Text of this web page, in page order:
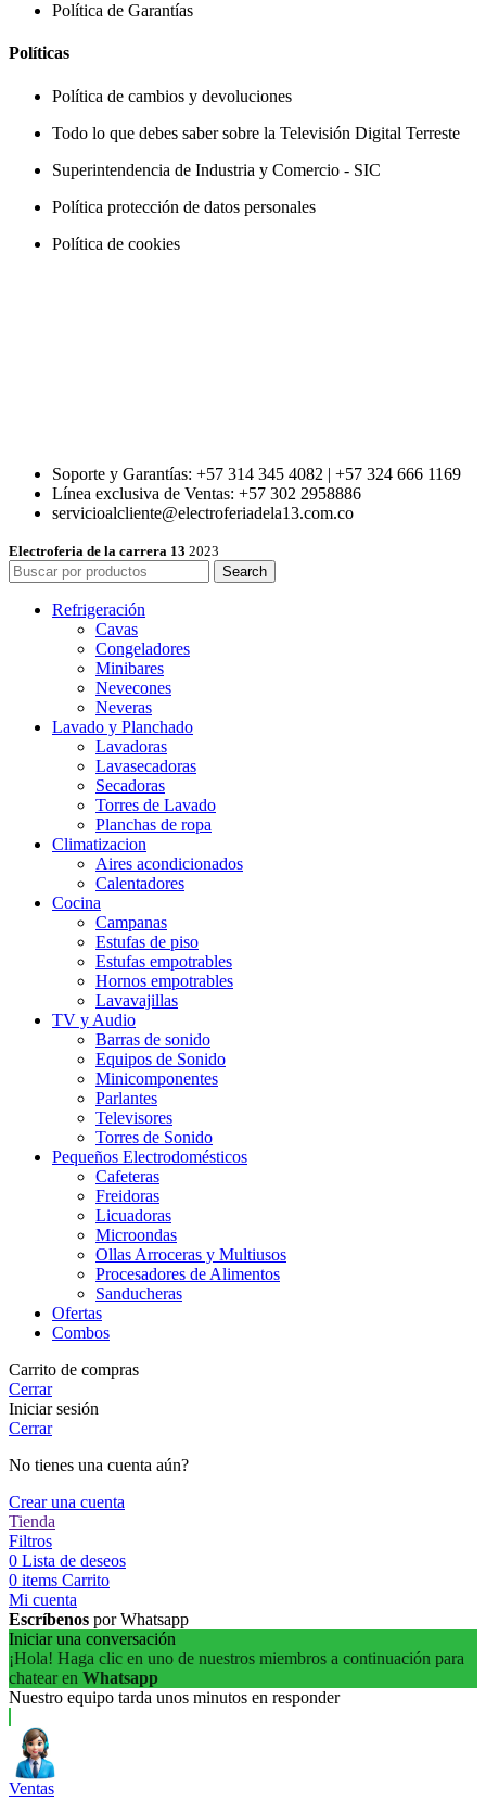
Política de Garantías
Políticas
Política de cambios y devoluciones
Todo lo que debes saber sobre la Televisión Digital Terreste
Superintendencia de Industria y Comercio - SIC
Política protección de datos personales
Política de cookies
Soporte y Garantías: +57 314 345 4082 | +57 324 666 1169
Línea exclusiva de Ventas: +57 302 2958886
servicioalcliente@electroferiadela13.com.co
Electroferia de la carrera 13 2023
Search
Refrigeración
Cavas
Congeladores
Minibares
Nevecones
Neveras
Lavado y Planchado
Lavadoras
Lavasecadoras
Secadoras
Torres de Lavado
Planchas de ropa
Climatizacion
Aires acondicionados
Calentadores
Cocina
Campanas
Estufas de piso
Estufas empotrables
Hornos empotrables
Lavavajillas
TV y Audio
Barras de sonido
Equipos de Sonido
Minicomponentes
Parlantes
Televisores
Torres de Sonido
Pequeños Electrodomésticos
Cafeteras
Freidoras
Licuadoras
Microondas
Ollas Arroceras y Multiusos
Procesadores de Alimentos
Sanducheras
Ofertas
Combos
Carrito de compras
Cerrar
Iniciar sesión
Cerrar
No tienes una cuenta aún?
Crear una cuenta
Tienda
Filtros
0 Lista de deseos
0 items Carrito
Mi cuenta
Escríbenos por Whatsapp
Iniciar una conversación
¡Hola! Haga clic en uno de nuestros miembros a continuación para
chatear en Whatsapp
Nuestro equipo tarda unos minutos en responder
Ventas